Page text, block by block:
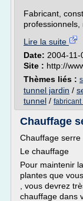
Fabricant,
professionnels,
Lire la suite
Date: 2004-
Site : http://
Thèmes liés :
tunnel jardin /
tunnel / fabricant
Chauffage
Chauffage serre
Le chauffage
Pour maintenir
plantes que
, vous devrez
chauffage dans